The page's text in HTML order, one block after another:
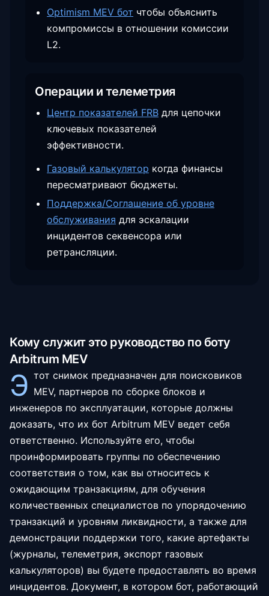
Optimism MEV бот чтобы объяснить
компромиссы в отношении комиссии
L2.
Операции и телеметрия
Центр показателей FRB для цепочки
ключевых показателей
эффективности.
Газовый калькулятор когда финансы
пересматривают бюджеты.
Поддержка/Соглашение об уровне
обслуживания для эскалации
инцидентов секвенсора или
ретрансляции.
Кому служит это руководство по боту
Arbitrum MEV
Э тот снимок предназначен для поисковиков
MEV, партнеров по сборке блоков и
инженеров по эксплуатации, которые должны
доказать, что их бот Arbitrum MEV ведет себя
ответственно. Используйте его, чтобы
проинформировать группы по обеспечению
соответствия о том, как вы относитесь к
ожидающим транзакциям, для обучения
количественных специалистов по упорядочению
транзакций и уровням ликвидности, а также для
демонстрации поддержки того, какие артефакты
(журналы, телеметрия, экспорт газовых
калькуляторов) вы будете предоставлять во время
инцидентов. Документ, в котором бот, работающий